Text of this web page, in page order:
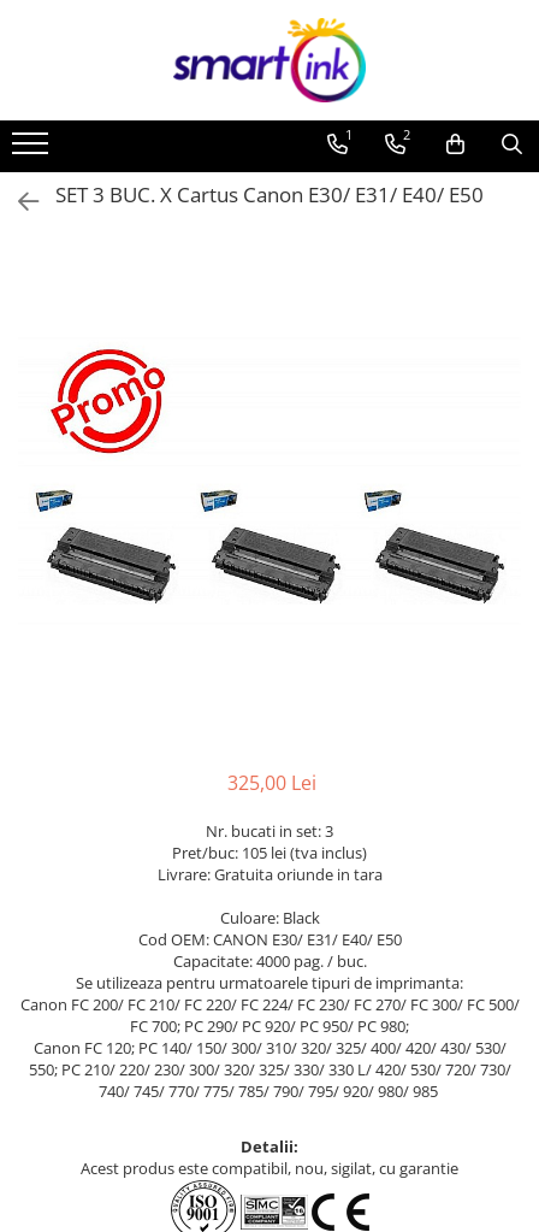
1 2
SET 3 BUC. X Cartus Canon E30/ E31/ E40/ E50
325,00 Lei
Nr. bucati in set: 3
Pret/buc: 105 lei (tva inclus)
Livrare: Gratuita oriunde in tara
Culoare: Black
Cod OEM: CANON E30/ E31/ E40/ E50
Capacitate: 4000 pag. / buc.
Se utilizeaza pentru urmatoarele tipuri de imprimanta:
Canon FC 200/ FC 210/ FC 220/ FC 224/ FC 230/ FC 270/ FC 300/ FC 500/
FC 700; PC 290/ PC 920/ PC 950/ PC 980;
Canon FC 120; PC 140/ 150/ 300/ 310/ 320/ 325/ 400/ 420/ 430/ 530/
550; PC 210/ 220/ 230/ 300/ 320/ 325/ 330/ 330 L/ 420/ 530/ 720/ 730/
740/ 745/ 770/ 775/ 785/ 790/ 795/ 920/ 980/ 985
Detalii:
Acest produs este compatibil, nou, sigilat, cu garantie